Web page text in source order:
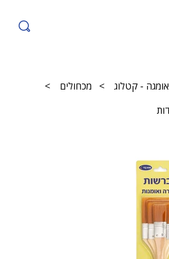
אומגה - קטלוג > מכחולים
>